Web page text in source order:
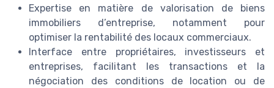
Expertise en matière de valorisation de biens
immobiliers d’entreprise, notamment pour
optimiser la rentabilité des locaux commerciaux.
Interface entre propriétaires, investisseurs et
entreprises, facilitant les transactions et la
négociation des conditions de location ou de